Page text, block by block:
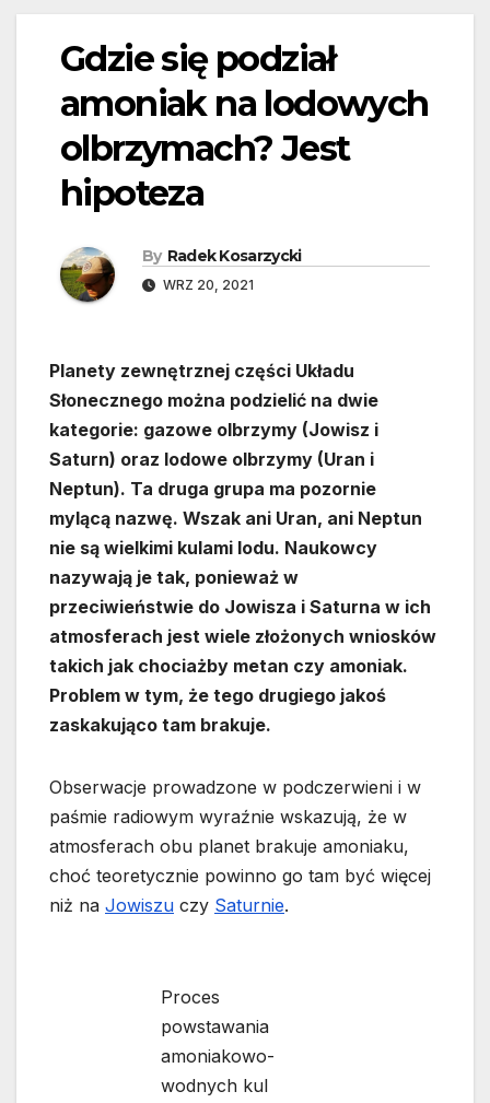
Gdzie się podział
amoniak na lodowych
olbrzymach? Jest
hipoteza
By Radek Kosarzycki
WRZ 20, 2021
Planety zewnętrznej części Układu
Słonecznego można podzielić na dwie
kategorie: gazowe olbrzymy (Jowisz i
Saturn) oraz lodowe olbrzymy (Uran i
Neptun). Ta druga grupa ma pozornie
mylącą nazwę. Wszak ani Uran, ani Neptun
nie są wielkimi kulami lodu. Naukowcy
nazywają je tak, ponieważ w
przeciwieństwie do Jowisza i Saturna w ich
atmosferach jest wiele złożonych wniosków
takich jak chociażby metan czy amoniak.
Problem w tym, że tego drugiego jakoś
zaskakująco tam brakuje.
Obserwacje prowadzone w podczerwieni i w
paśmie radiowym wyraźnie wskazują, że w
atmosferach obu planet brakuje amoniaku,
choć teoretycznie powinno go tam być więcej
niż na Jowiszu czy Saturnie.
Proces
powstawania
amoniakowo-
wodnych kul